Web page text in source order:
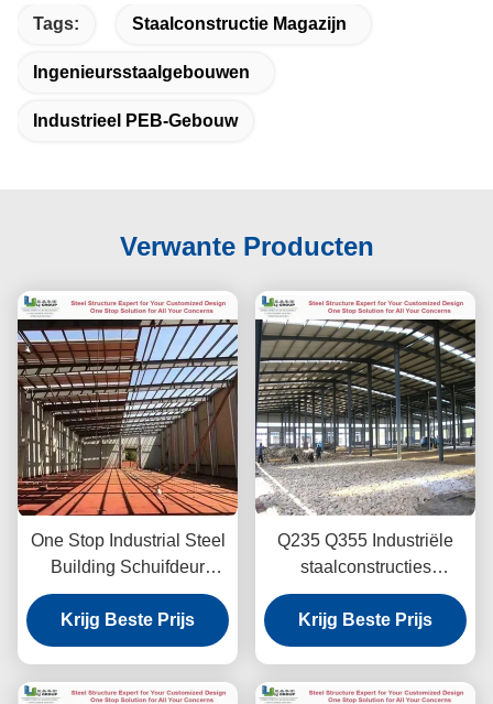
Tags: Staalconstructie Magazijn
Ingenieursstaalgebouwen
Industrieel PEB-Gebouw
Verwante Producten
One Stop Industrial Steel
Building Schuifdeur
Aluminium Venster Q235
Q355
Krijg Beste Prijs
Q235 Q355 Industriële
staalconstructies
gegolfde kleurstaalplaat
Krijg Beste Prijs